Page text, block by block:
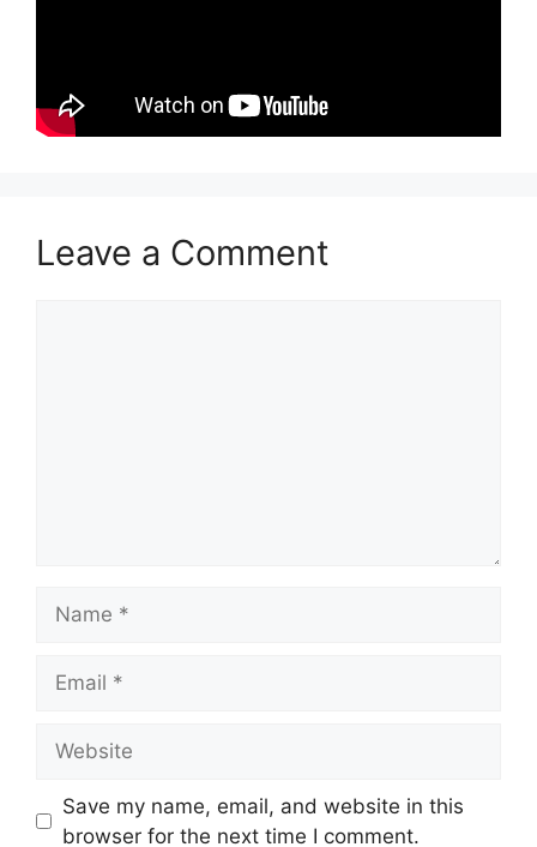
Leave a Comment
Save my name, email, and website in this
browser for the next time I comment.